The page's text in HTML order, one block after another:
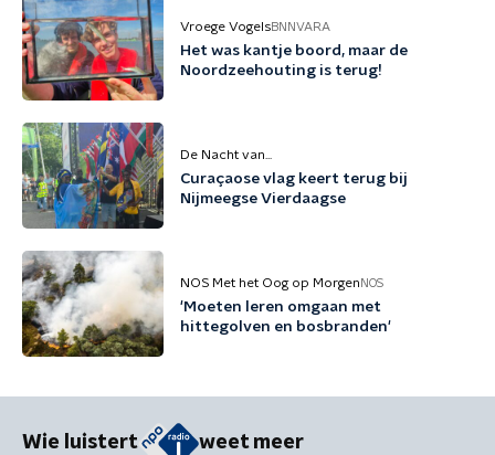
Vroege VogelsBNNVARA
Het was kantje boord, maar de
Noordzeehouting is terug!
De Nacht van...
Curaçaose vlag keert terug bij
Nijmeegse Vierdaagse
NOS Met het Oog op Morgen NOS
'Moeten leren omgaan met
hittegolven en bosbranden'
Wie luistert weet meer